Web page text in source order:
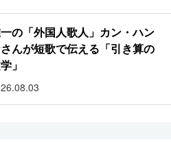
の「外国人歌人」カン・ハン
んが短歌で伝える「引き算の
」